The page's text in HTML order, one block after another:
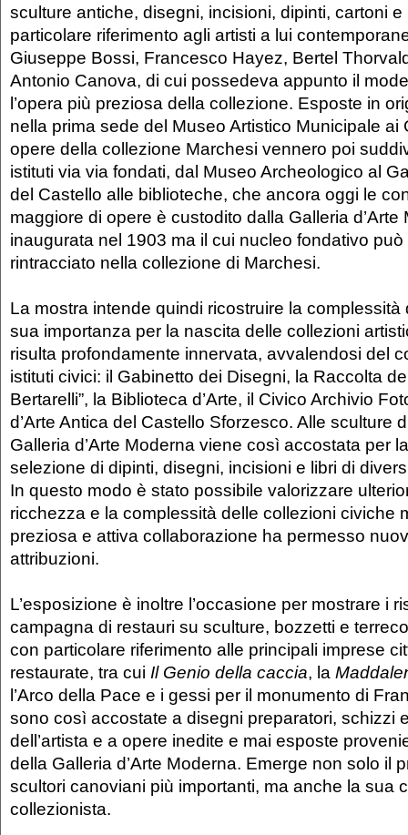
sculture antiche, disegni, incisioni, dipinti, cartoni e
particolare riferimento agli artisti a lui
Giuseppe Bossi, Francesco Hayez, Bertel
Antonio Canova, di cui possedeva appunto il
l’opera più preziosa della collezione. Esposte in
nella prima sede del Museo Artistico Municipale ai
opere della collezione Marchesi vennero poi
istituti via via fondati, dal Museo Archeologico al
del Castello alle biblioteche, che ancora oggi le
maggiore di opere è custodito dalla Galleria d’Arte
inaugurata nel 1903 ma il cui nucleo fondativo
rintracciato nella collezione di Marchesi.
La mostra intende quindi ricostruire la complessità
sua importanza per la nascita delle collezioni
risulta profondamente innervata, avvalendosi del
istituti civici: il Gabinetto dei Disegni, la Raccolta
Bertarelli”, la Biblioteca d’Arte, il Civico Archivio
d’Arte Antica del Castello Sforzesco. Alle sculture
Galleria d’Arte Moderna viene così accostata per
selezione di dipinti, disegni, incisioni e libri di
In questo modo è stato possibile valorizzare
ricchezza e la complessità delle collezioni civiche
preziosa e attiva collaborazione ha permesso
attribuzioni.
L’esposizione è inoltre l’occasione per mostrare i
campagna di restauri su sculture, bozzetti e
con particolare riferimento alle principali imprese
restaurate, tra cui Il Genio della caccia, la
l’Arco della Pace e i gessi per il monumento di
sono così accostate a disegni preparatori, schizzi
dell’artista e a opere inedite e mai esposte
della Galleria d’Arte Moderna. Emerge non solo il
scultori canoviani più importanti, ma anche la sua
collezionista.